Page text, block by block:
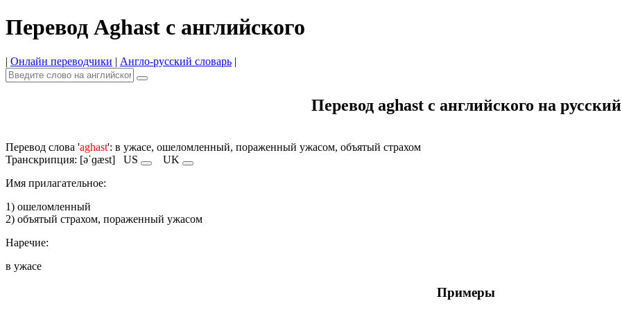
Перевод Aghast с английского
| Онлайн переводчики | Англо-русский словарь |
Перевод aghast с английского на русский
Перевод слова 'aghast': в ужасе, ошеломленный, пораженный ужасом, объятый страхом
Транскрипция: [əˈɡæst] US
UK
Имя прилагательное:
1) ошеломленный
2) объятый страхом, пораженный ужасом
Наречие:
в ужасе
Примеры